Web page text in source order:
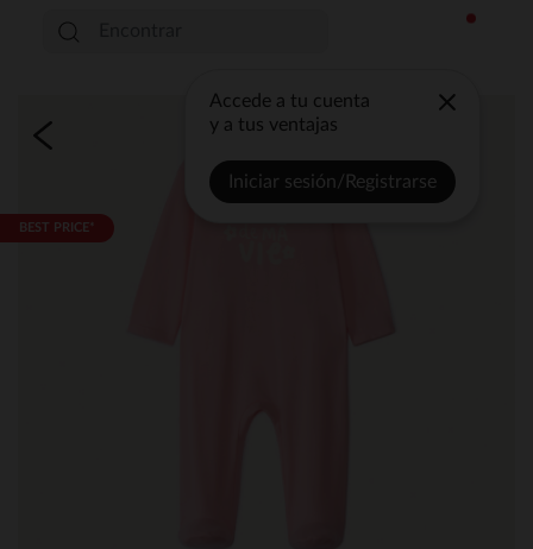
Accede a tu cuenta
y a tus ventajas
Iniciar sesión/Registrarse
BEST PRICE*